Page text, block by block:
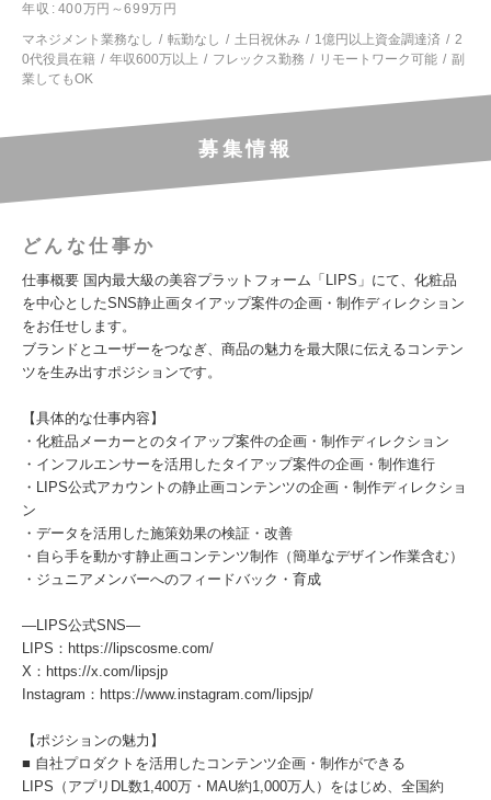
年収
400万円～699万円
マネジメント業務なし
転勤なし 土日祝休み 1億円以上資金調達済
2
0代役員在籍
年収600万以上 フレックス勤務 リモートワーク可能
副
業してもOK
募集情報
どんな仕事か
仕事概要 国内最大級の美容プラットフォーム「LIPS」にて、化粧品
を中心としたSNS静止画タイアップ案件の企画・制作ディレクション
をお任せします。
ブランドとユーザーをつなぎ、商品の魅力を最大限に伝えるコンテン
ツを生み出すポジションです。
【具体的な仕事内容】
・化粧品メーカーとのタイアップ案件の企画・制作ディレクション
・インフルエンサーを活用したタイアップ案件の企画・制作進行
・LIPS公式アカウントの静止画コンテンツの企画・制作ディレクショ
ン
・データを活用した施策効果の検証・改善
・自ら手を動かす静止画コンテンツ制作（簡単なデザイン作業含む）
・ジュニアメンバーへのフィードバック・育成
―LIPS公式SNS―
LIPS：https://lipscosme.com/
X：https://x.com/lipsjp
Instagram：https://www.instagram.com/lipsjp/
【ポジションの魅力】
■ 自社プロダクトを活用したコンテンツ企画・制作ができる
LIPS（アプリDL数1,400万・MAU約1,000万人）をはじめ、全国約